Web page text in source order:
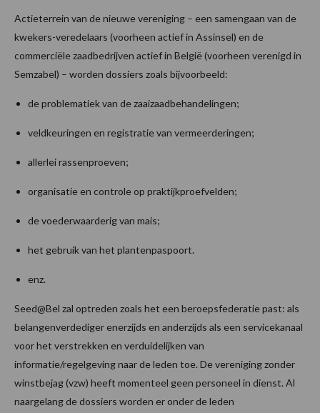
Actieterrein van de nieuwe vereniging – een samengaan van de
kwekers-veredelaars (voorheen actief in Assinsel) en de
commerciële zaadbedrijven actief in België (voorheen verenigd in
Semzabel) – worden dossiers zoals bijvoorbeeld:
de problematiek van de zaaizaadbehandelingen;
veldkeuringen en registratie van vermeerderingen;
allerlei rassenproeven;
organisatie en controle op praktijkproefvelden;
de voederwaarderig van mais;
het gebruik van het plantenpaspoort.
enz.
Seed@Bel zal optreden zoals het een beroepsfederatie past: als
belangenverdediger enerzijds en anderzijds als een servicekanaal
voor het verstrekken en verduidelijken van
informatie/regelgeving naar de leden toe. De vereniging zonder
winstbejag (vzw) heeft momenteel geen personeel in dienst. Al
naargelang de dossiers worden er onder de leden